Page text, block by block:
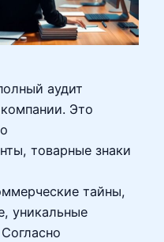
аудит
Это
товарные знаки
тайны,
уникальные